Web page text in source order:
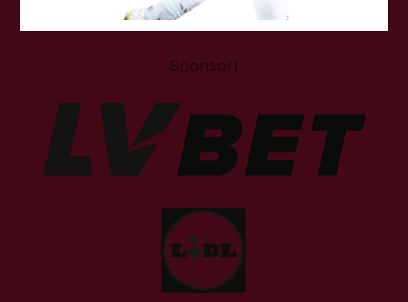
Sponsori